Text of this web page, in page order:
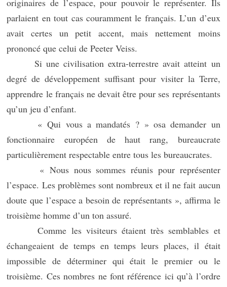
originaires de l’espace, pour pouvoir le représenter. Ils
parlaient en tout cas couramment le français. L’un d’eux
avait certes un petit accent, mais nettement moins
prononcé que celui de Peeter Veiss.
Si une civilisation extra-terrestre avait atteint un
degré de développement suffisant pour visiter la Terre,
apprendre le français ne devait être pour ses représentants
qu’un jeu d’enfant.
« Qui vous a mandatés ? » osa demander un
fonctionnaire européen de haut rang, bureaucrate
particulièrement respectable entre tous les bureaucrates.
« Nous nous sommes réunis pour représenter
l’espace. Les problèmes sont nombreux et il ne fait aucun
doute que l’espace a besoin de représentants », affirma le
troisième homme d’un ton assuré.
Comme les visiteurs étaient très semblables et
échangeaient de temps en temps leurs places, il était
impossible de déterminer qui était le premier ou le
troisième. Ces nombres ne font référence ici qu’à l’ordre